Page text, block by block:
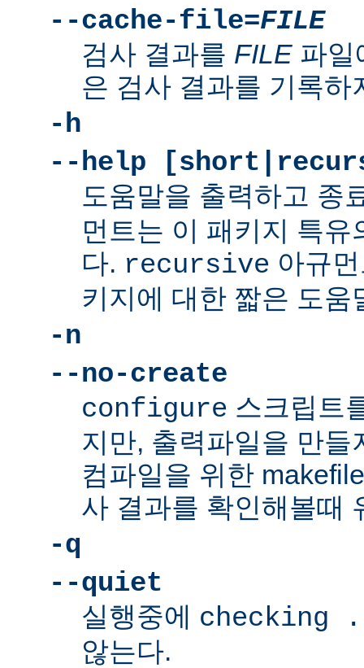
--cache-file=FILE
검사 결과를 FILE 파일
은 검사 결과를 기록하
-h
--help
도움말을 출력하고 종
먼트는 이 패키지 특
다. recursive 아규
키지에 대한 짧은 도움
-n
--no-create
configure 스크립트
지만, 출력파일을 만들
컴파일을 위한
사 결과를 확인해볼때
-q
--quiet
실행중에 checking
않는다.